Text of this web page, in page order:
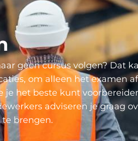
geen cursus volgen? Dat
om alleen het examen
je het beste kunt
adviseren je graag
brengen.